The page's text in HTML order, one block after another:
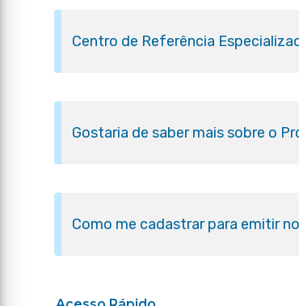
Centro de Referência
Gostaria de saber mais sobre o
Como me cadastrar para emitir